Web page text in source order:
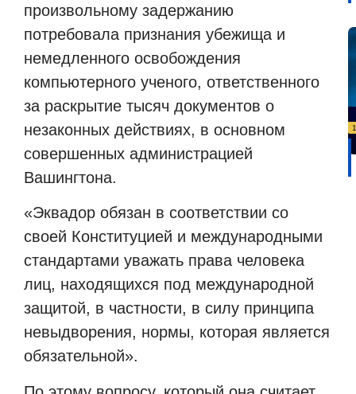
произвольному задержанию
потребовала признания убежища и
немедленного освобождения
компьютерного ученого, ответственного
за раскрытие тысяч документов о
незаконных действиях, в основном
совершенных администрацией
Вашингтона.
«Эквадор обязан в соответствии со
своей Конституцией и международными
стандартами уважать права человека
лиц, находящихся под международной
защитой, в частности, в силу принципа
невыдворения, нормы, которая является
обязательной».